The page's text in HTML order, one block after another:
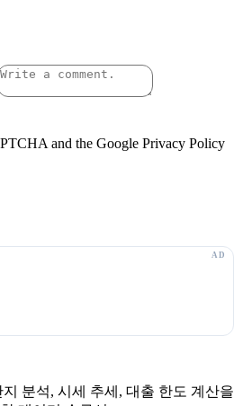
and the Google Privacy Policy
분석, 시세 추세, 대출 한도 계산을